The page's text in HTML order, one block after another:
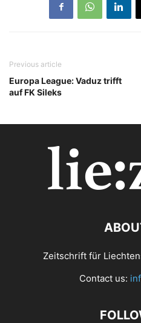
Previous article
Europa League: Vaduz trifft
auf FK Sileks
Zeitschrift für
Contact us: